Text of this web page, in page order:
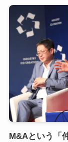
M&Aという「